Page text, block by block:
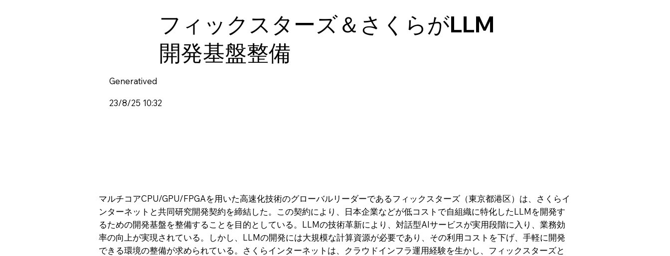
フィックスターズ＆さくらがLLM
開発基盤整備
Generatived
23/8/25 10:32
マルチコアCPU/GPU/FPGAを用いた高速化技術のグローバルリーダーであるフィックスターズ（東京都港区）は、さくらイ
ンターネットと共同研究開発契約を締結した。この契約により、日本企業などが低コストで自組織に特化したLLMを開発す
るための開発基盤を整備することを目的としている。LLMの技術革新により、対話型AIサービスが実用段階に入り、業務効
率の向上が実現されている。しかし、LLMの開発には大規模な計算資源が必要であり、その利用コストを下げ、手軽に開発
できる環境の整備が求められている。さくらインターネットは、クラウドインフラ運用経験を生かし、フィックスターズと